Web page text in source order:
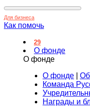
Для бизнеса
Как помочь
29
О фонде
О фонде
О фонде
Об
Команда
Награды и